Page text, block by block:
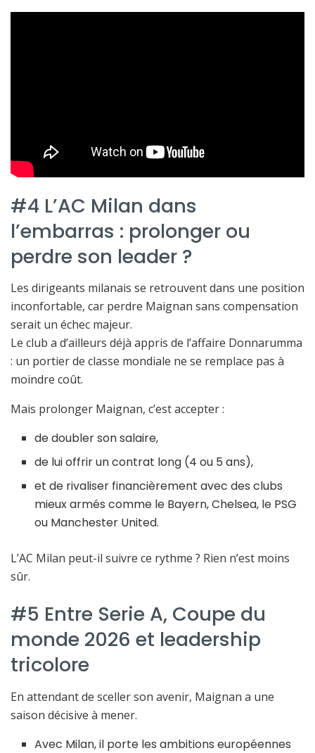
#4 L’AC Milan dans
l’embarras : prolonger ou
perdre son leader ?
Les dirigeants milanais se retrouvent dans une position
inconfortable, car perdre Maignan sans compensation
serait un échec majeur.
Le club a d’ailleurs déjà appris de l’affaire Donnarumma
: un portier de classe mondiale ne se remplace pas à
moindre coût.
Mais prolonger Maignan, c’est accepter :
de doubler son salaire,
de lui offrir un contrat long (4 ou 5 ans),
et de rivaliser financièrement avec des clubs
mieux armés comme le Bayern, Chelsea, le PSG
ou Manchester United.
L’AC Milan peut-il suivre ce rythme ? Rien n’est moins
sûr.
#5 Entre Serie A, Coupe du
monde 2026 et leadership
tricolore
En attendant de sceller son avenir, Maignan a une
saison décisive à mener.
Avec Milan, il porte les ambitions européennes